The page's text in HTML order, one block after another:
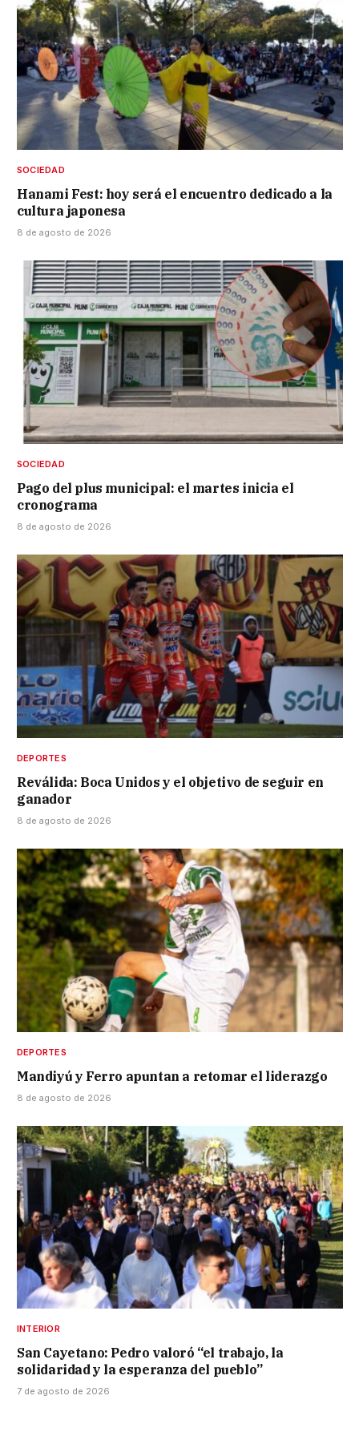
SOCIEDAD
Hanami Fest: hoy será el encuentro dedicado a la
cultura japonesa
8 de agosto de 2026
SOCIEDAD
Pago del plus municipal: el martes inicia el
cronograma
8 de agosto de 2026
DEPORTES
Reválida: Boca Unidos y el objetivo de seguir en
ganador
8 de agosto de 2026
DEPORTES
Mandiyú y Ferro apuntan a retomar el liderazgo
8 de agosto de 2026
INTERIOR
San Cayetano: Pedro valoró “el trabajo, la
solidaridad y la esperanza del pueblo”
7 de agosto de 2026